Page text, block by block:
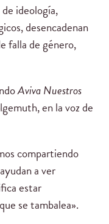
ideología,
desencadenan
falla de género,
Aviva Nuestros
en la voz de
compartiendo
a ver
estar
se tambalea».